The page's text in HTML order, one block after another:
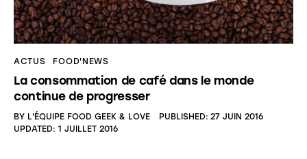
ACTUS FOOD'NEWS
La consommation de café dans le monde
continue de progresser
BY L'ÉQUIPE FOOD GEEK & LOVE PUBLISHED: 27 JUIN 2016
UPDATED: 1 JUILLET 2016